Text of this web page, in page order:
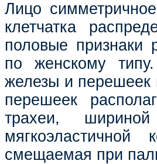
Лицо
клетчатка
половые признаки
по женскому
железы и перешеек
перешеек
трахеи,
мягкоэластичной
смещаемая при